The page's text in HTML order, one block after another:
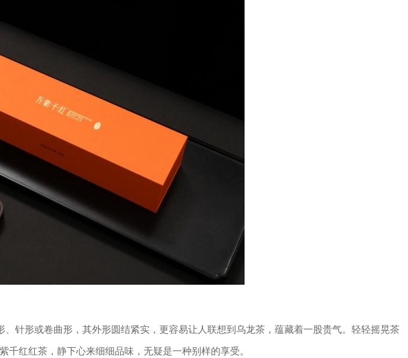
针形或卷曲形，其外形圆结紧实，更容易让人联想到乌龙茶，蕴藏着一股贵气。轻轻摇晃茶
红红茶，静下心来细细品味，无疑是一种别样的享受。